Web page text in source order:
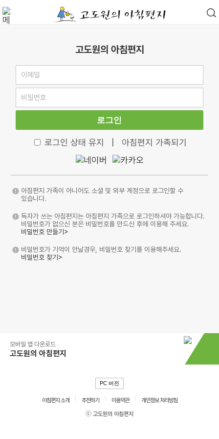
고도원의 아침편지
로그인
로그인 상태 유지 아침편지 가족되기
아침편지 가족이 아니어도 소셜 및 외부 계정으로 로그인할 수
있습니다.
독자가 쓰는 아침편지는 아침편지 가족으로 로그인하셔야 가능합니다.
비밀번호가 없으신 분은 비밀번호를 만드신 후에 이용해 주세요.
비밀번호 만들기>
비밀번호가 기억이 안날경우, 비밀번호 찾기를 이용해주세요.
비밀번호 찾기>
모바일 앱 다운로드
고도원의 아침편지
PC 버전
아침편지 소개 추천하기 이용약관
개인정보 처리방침
ⓒ 고도원의 아침편지